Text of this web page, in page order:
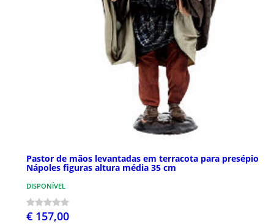
Pastor de mãos levantadas em terracota para presépio
Nápoles figuras altura média 35 cm
DISPONÍVEL
€ 157,00